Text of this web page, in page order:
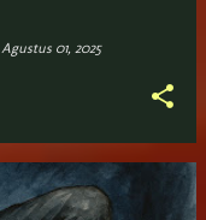
Agustus 01, 2025